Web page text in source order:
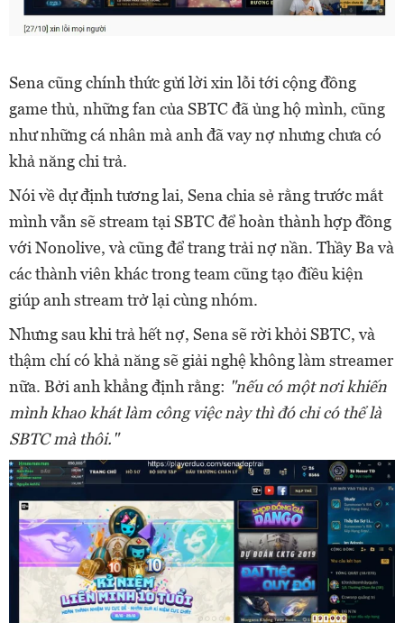
Sena cũng chính thức gửi lời xin lỗi tới cộng đồng
game thủ, những fan của SBTC đã ủng hộ mình, cũng
như những cá nhân mà anh đã vay nợ nhưng chưa có
khả năng chi trả.
Nói về dự định tương lai, Sena chia sẻ rằng trước mắt
mình vẫn sẽ stream tại SBTC để hoàn thành hợp đồng
với Nonolive, và cũng để trang trải nợ nần. Thầy Ba và
các thành viên khác trong team cũng tạo điều kiện
giúp anh stream trở lại cùng nhóm.
Nhưng sau khi trả hết nợ, Sena sẽ rời khỏi SBTC, và
thậm chí có khả năng sẽ giải nghệ không làm streamer
nữa. Bởi anh khẳng định rằng: "nếu có một nơi khiến
mình khao khát làm công việc này thì đó chỉ có thể là
SBTC mà thôi."